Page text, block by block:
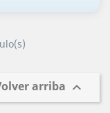
arriba 